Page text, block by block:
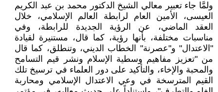
ولمَّا جاء تعبير معالي الشيخ الدكتور محمد بن عبد الكريم
العيسى، الأمين العام لرابطة العالم الإسلامي، خلال
العقد الماضي، عن الرؤية الجديدة للرابطة، وفي
مناسبات مختلفة، بأنها رؤية، كما قال، مستنيرة لقيادة
"الاعتدال" و"عصرنة" الخطاب الديني، وتنطلق، كما قال
من "تعزيز مفاهيم وسطية الإسلام ونشر قيم التسامح
والمحبة والإخاء، والتأكيد على دور العلماء في ترسيخ تلك
القيم المترسخة في وعي الاعتدال الإسلامي ومحاربة